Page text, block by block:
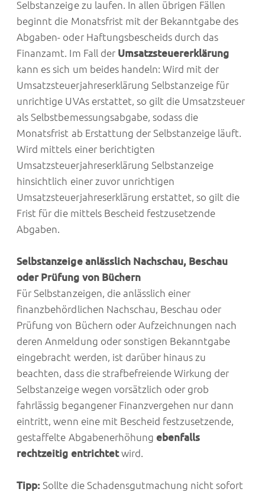
Selbstanzeige zu laufen. In allen übrigen Fällen
beginnt die Monatsfrist mit der Bekanntgabe des
Abgaben- oder Haftungsbescheids durch das
Finanzamt. Im Fall der Umsatzsteuererklärung
kann es sich um beides handeln: Wird mit der
Umsatzsteuerjahreserklärung Selbstanzeige für
unrichtige UVAs erstattet, so gilt die Umsatzsteuer
als Selbstbemessungsabgabe, sodass die
Monatsfrist ab Erstattung der Selbstanzeige läuft.
Wird mittels einer berichtigten
Umsatzsteuerjahreserklärung Selbstanzeige
hinsichtlich einer zuvor unrichtigen
Umsatzsteuerjahreserklärung erstattet, so gilt die
Frist für die mittels Bescheid festzusetzende
Abgaben.
Selbstanzeige anlässlich Nachschau, Beschau
oder Prüfung von Büchern
Für Selbstanzeigen, die anlässlich einer
finanzbehördlichen Nachschau, Beschau oder
Prüfung von Büchern oder Aufzeichnungen nach
deren Anmeldung oder sonstigen Bekanntgabe
eingebracht werden, ist darüber hinaus zu
beachten, dass die strafbefreiende Wirkung der
Selbstanzeige wegen vorsätzlich oder grob
fahrlässig begangener Finanzvergehen nur dann
eintritt, wenn eine mit Bescheid festzusetzende,
gestaffelte Abgabenerhöhung ebenfalls
rechtzeitig entrichtetwird.
Tipp: Sollte die Schadensgutmachung nicht sofort